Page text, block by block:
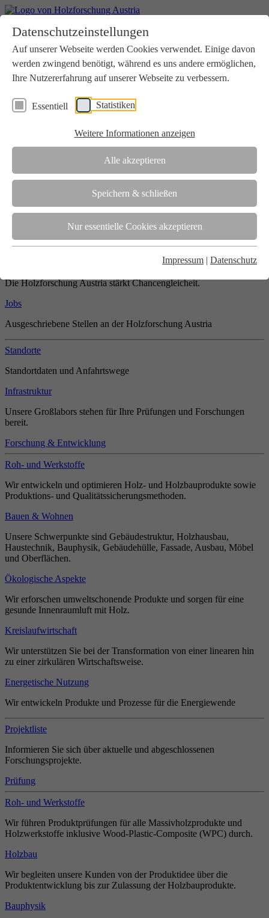
Datenschutzeinstellungen
Auf unserer Webseite werden Cookies verwendet. Einige davon
werden zwingend benötigt, während es uns andere ermöglichen,
Ihre Nutzererfahrung auf unserer Webseite zu verbessern.
Essentiell Statistiken
Weitere Informationen anzeigen
Alle akzeptieren
Speichern & schließen
Nur essentielle Cookies akzeptieren
Impressum | Datenschutz
Aktuelles
Downloads
Kontakt
Login
Verein
Wir unterstützen die Interessen der Holzbranche in enger
Zusammenarbeit mit Wissenschaft und Wirtschaft.
Die Holzforschung Austria ist akkreditierte Prüf-, Inspektions- und
Team
Unsere gesamte Kompetenz ist in unseren Mitarbeiter:innen
gebündelt
Die Holzforschung Austria stärkt Chancengleicheit.
Jobs
Ausgeschriebene Stellen an der Holzforschung Austria
Standorte
Standortdaten und Anfahrtswege
Infrastruktur
Unsere Großlabors stehen für Ihre Prüfungen und Forschungen
bereit.
Forschung & Entwicklung
Roh- und Werkstoffe
Wir entwickeln und optimieren Holz- und Holzbauprodukte sowie
Produktions- und Qualitätssicherungsmethoden.
Bauen & Wohnen
Unsere Schwerpunkte sind Gebäudestruktur, Holzhausbau,
Haustechnik, Bauphysik, Gebäudehülle, Fassade, Ausbau, Möbel
und Oberflächen.
Ökologische Aspekte
Wir erforschen umweltschonende Produkte und sorgen für eine
gesunde Innenraumluft mit Holz.
Kreislaufwirtschaft
Wir unterstützen Sie bei der Transformation von einer linearen hin
zu einer zirkulären Wirtschaftsweise.
Energetische Nutzung
Wir entwickeln Produkte und Prozesse für die Energiewende
Projektliste
Informieren Sie sich über aktuelle und abgeschlossenen
Forschungsprojekte.
Prüfung
Roh- und Werkstoffe
Wir führen Produktprüfungen für alle Massivholzprodukte und
Holzwerkstoffe inklusive Wood-Plastic-Composite (WPC) durch.
Holzbau
Wir begleiten unsere Kunden von der Produktidee über die
Produktentwicklung bis zur Zulassung der Holzbauprodukte.
Bauphysik